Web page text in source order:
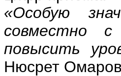
«Особую
совместно
повысить
Нюсрет